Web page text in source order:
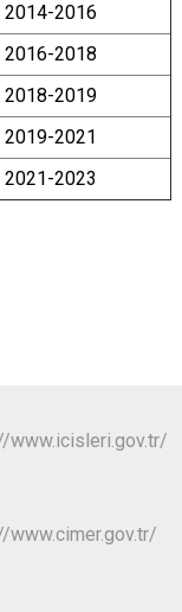
2014-2016
2016-2018
2018-2019
2019-2021
2021-2023